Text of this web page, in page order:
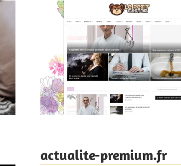
actualite-premium.fr